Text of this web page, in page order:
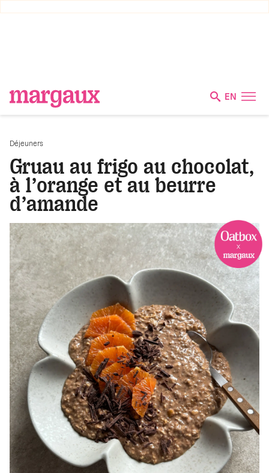
EN
Déjeuners
Gruau au frigo au chocolat,
à l’orange et au beurre
d’amande